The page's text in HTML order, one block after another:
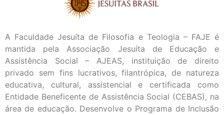
A Faculdade Jesuíta de Filosofia e Teologia – FAJE é
mantida pela Associação Jesuíta de Educação e
Assistência Social – AJEAS, instituição de direito
privado sem fins lucrativos, filantrópica, de natureza
educativa, cultural, assistencial e certificada como
Entidade Beneficente de Assistência Social (CEBAS), na
área de educação. Desenvolve o Programa de Inclusão